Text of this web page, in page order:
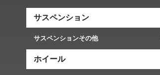
サスペンション
サスペンションその他
ホイール